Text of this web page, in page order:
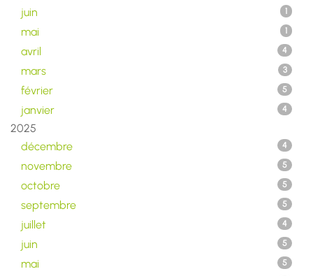
juin 1
mai 1
avril 4
mars 3
février 5
janvier 4
2025
décembre
4
novembre 5
octobre 5
septembre 5
juillet 4
juin 5
mai 5